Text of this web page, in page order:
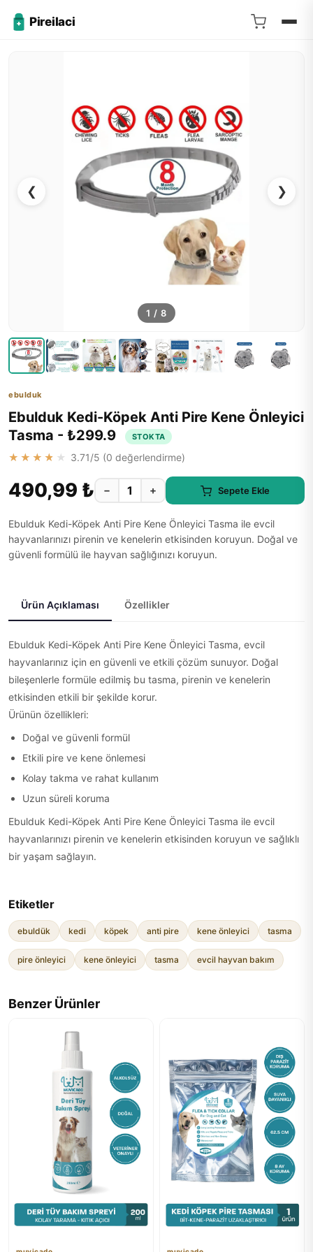
Pireilaci
❮ ❯
1 / 8
ebulduk
Ebulduk Kedi-Köpek Anti Pire Kene Önleyici
Tasma - ₺299.9
STOKTA
★★★★★ 3.71/5 (0 değerlendirme)
490,99 ₺ − + Sepete Ekle
Ebulduk Kedi-Köpek Anti Pire Kene Önleyici Tasma ile evcil
hayvanlarınızı pirenin ve kenelerin etkisinden koruyun. Doğal ve
güvenli formülü ile hayvan sağlığınızı koruyun.
Ürün Açıklaması Özellikler
Ebulduk Kedi-Köpek Anti Pire Kene Önleyici Tasma, evcil
hayvanlarınız için en güvenli ve etkili çözüm sunuyor. Doğal
bileşenlerle formüle edilmiş bu tasma, pirenin ve kenelerin
etkisinden etkili bir şekilde korur.
Ürünün özellikleri:
Doğal ve güvenli formül
Etkili pire ve kene önlemesi
Kolay takma ve rahat kullanım
Uzun süreli koruma
Ebulduk Kedi-Köpek Anti Pire Kene Önleyici Tasma ile evcil
hayvanlarınızı pirenin ve kenelerin etkisinden koruyun ve sağlıklı
bir yaşam sağlayın.
Etiketler
ebuldük kedi köpek anti pire kene önleyici tasma
pire önleyici kene önleyici tasma evcil hayvan bakım
Benzer Ürünler